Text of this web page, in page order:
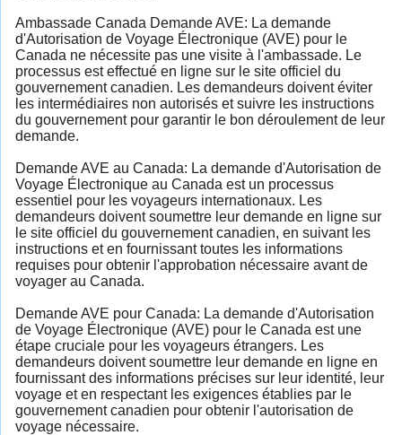
Ambassade Canada Demande AVE: La demande
d'Autorisation de Voyage Électronique (AVE) pour le
Canada ne nécessite pas une visite à l'ambassade. Le
processus est effectué en ligne sur le site officiel du
gouvernement canadien. Les demandeurs doivent éviter
les intermédiaires non autorisés et suivre les instructions
du gouvernement pour garantir le bon déroulement de leur
demande.
Demande AVE au Canada: La demande d'Autorisation de
Voyage Électronique au Canada est un processus
essentiel pour les voyageurs internationaux. Les
demandeurs doivent soumettre leur demande en ligne sur
le site officiel du gouvernement canadien, en suivant les
instructions et en fournissant toutes les informations
requises pour obtenir l'approbation nécessaire avant de
voyager au Canada.
Demande AVE pour Canada: La demande d'Autorisation
de Voyage Électronique (AVE) pour le Canada est une
étape cruciale pour les voyageurs étrangers. Les
demandeurs doivent soumettre leur demande en ligne en
fournissant des informations précises sur leur identité, leur
voyage et en respectant les exigences établies par le
gouvernement canadien pour obtenir l'autorisation de
voyage nécessaire.